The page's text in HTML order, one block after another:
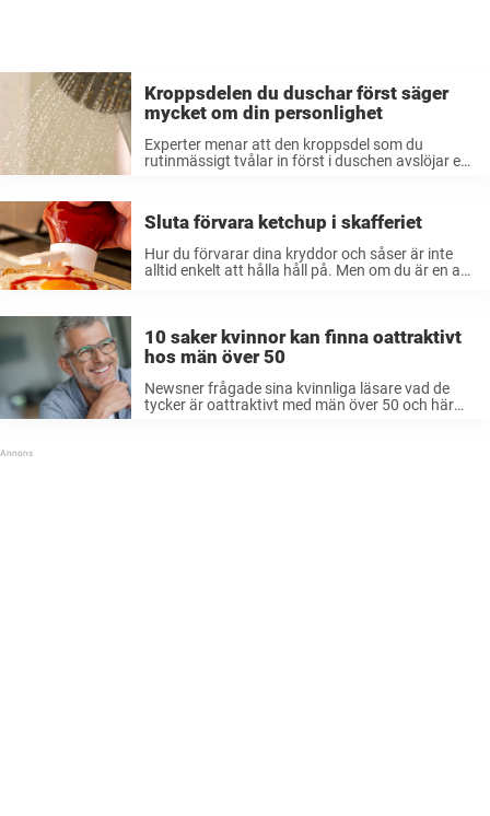
Kroppsdelen du duschar först säger
mycket om din personlighet
Experter menar att den kroppsdel som du
rutinmässigt tvålar in först i duschen avslöjar en
Sluta förvara ketchup i skafferiet
Hur du förvarar dina kryddor och såser är inte
alltid enkelt att hålla håll på. Men om du är en av
10 saker kvinnor kan finna oattraktivt
hos män över 50
Newsner frågade sina kvinnliga läsare vad de
tycker är oattraktivt med män över 50 och här